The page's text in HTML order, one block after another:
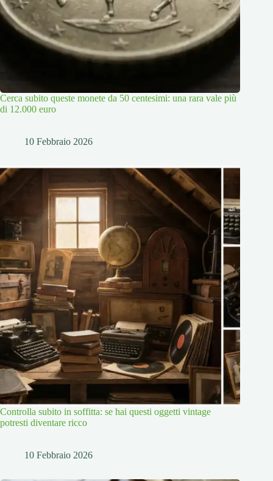
Cerca subito queste monete da 50 centesimi: una rara vale più
di 12.000 euro
10 Febbraio 2026
Controlla subito in soffitta: se hai questi oggetti vintage
potresti diventare ricco
10 Febbraio 2026